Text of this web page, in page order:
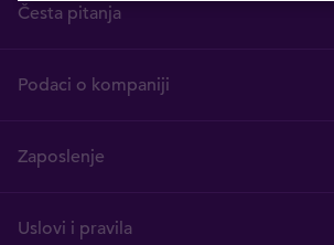
Česta pitanja
Podaci o kompaniji
Zaposlenje
Uslovi i pravila